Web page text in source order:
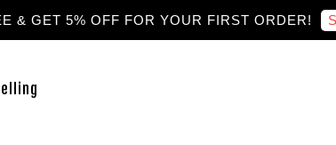
& GET 5% OFF FOR YOUR FIRST ORDER!